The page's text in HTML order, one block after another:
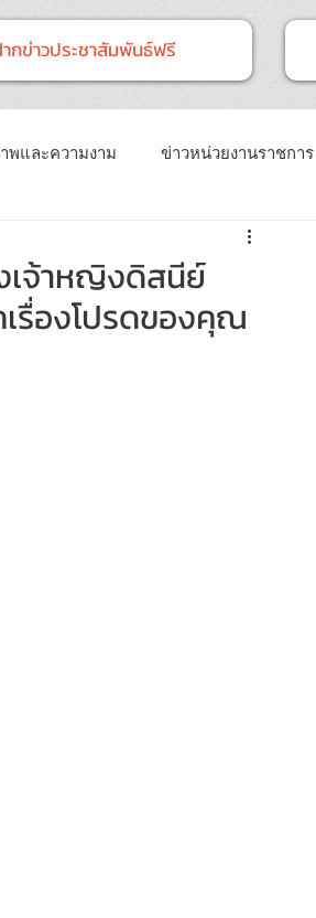
กข่าวประชาสัมพันธ์ฟรี
พและความงาม ข่าวหน่วยงานราชการ
เจ้าหญิงดิสนีย์
รื่องโปรดของคุณ